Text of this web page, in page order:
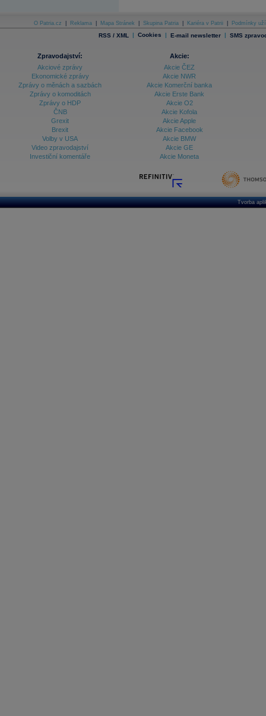
O Patria.cz Reklama Mapa Stránek Skupina Patria Kariéra v Patrii Podmínky
RSS / XML | Cookies | E-mail newsletter | SMS
Zpravodajství:
Akciové zprávy
Ekonomické zprávy
Zprávy o měnách a sazbách
Zprávy o komoditách
Zprávy o HDP
ČNB
Grexit
Brexit
Volby v USA
Video zpravodajství
Investiční komentáře
Akcie:
Akcie ČEZ
Akcie NWR
Akcie Komerční banka
Akcie Erste Bank
Akcie O2
Akcie Kofola
Akcie Apple
Akcie Facebook
Akcie BMW
Akcie GE
Akcie Moneta
Tvorba